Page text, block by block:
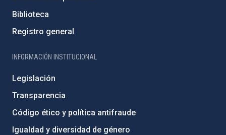
Biblioteca
Registro general
INFORMACIÓN INSTITUCIONAL
Legislación
Transparencia
Código ético y política antifraude
Igualdad y diversidad de género